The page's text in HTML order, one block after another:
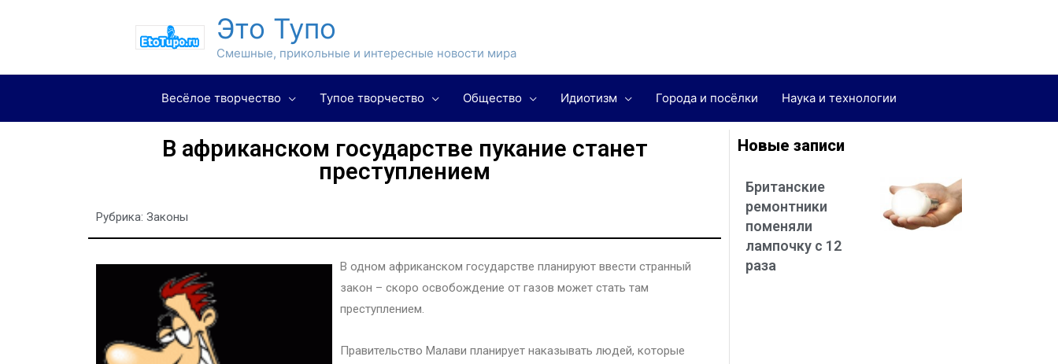
Это Тупо
Смешные, прикольные и интересные новости мира
Весёлое творчество Тупое творчество Общество Идиотизм Города и посёлки Наука и технологии
В африканском государстве пукание станет
преступлением
Рубрика: Законы
В одном африканском государстве планируют ввести странный
закон – скоро освобождение от газов может стать там
преступлением.
Правительство Малави планирует наказывать людей, которые
Новые записи
Британские
ремонтники
поменяли
лампочку с 12
раза